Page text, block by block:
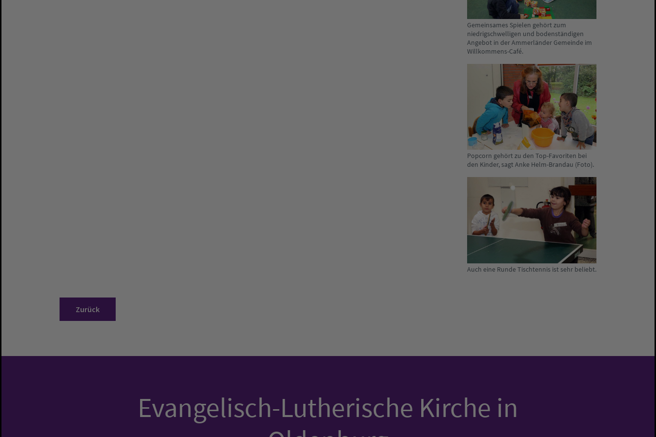
Gemeinsames Spielen gehört zum
niedrigschwelligen und bodenständigen
Angebot in der Ammerländer Gemeinde im
Willkommens-Café.
Popcorn gehört zu den Top-Favoriten bei
den Kinder, sagt Anke Helm-Brandau (Foto).
Auch eine Runde Tischtennis ist sehr beliebt.
Zurück
Evangelisch-Lutherische Kirche in